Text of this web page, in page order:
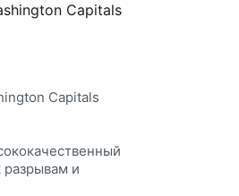
Capitals
Capitals
разрывам и